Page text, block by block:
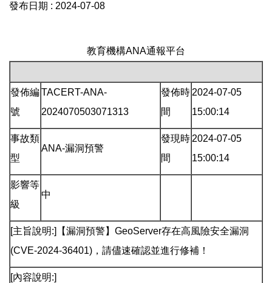
發布日期 : 2024-07-08
教育機構ANA通報平台
發佈編
號
TACERT-ANA-
2024070503071313
發佈時
間
2024-07-05
15:00:14
事故類
型
ANA-漏洞預警
發現時
間
2024-07-05
15:00:14
影響等
級
中
[主旨說明:]【漏洞預警】GeoServer存在高風險安全漏洞
(CVE-2024-36401)，請儘速確認並進行修補！
[內容說明:]